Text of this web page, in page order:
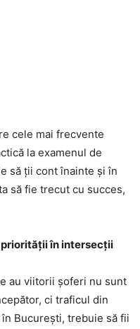
cele mai frecvente
la examenul de
să ții cont înainte și în
să fie trecut cu succes,
în intersecții
au viitorii șoferi nu sunt
ci traficul din
București, trebuie să fii